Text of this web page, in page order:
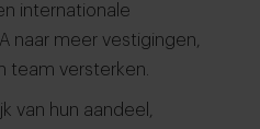
internationale
naar meer vestigingen,
team versterken.
van hun aandeel,